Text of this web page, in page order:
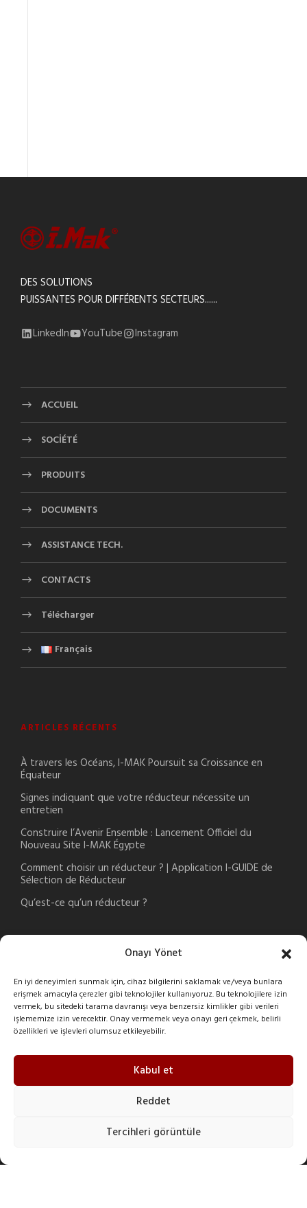
Onayı Yönet
En iyi deneyimleri sunmak için, cihaz bilgilerini saklamak ve/veya bunlara
erişmek amacıyla çerezler gibi teknolojiler kullanıyoruz. Bu teknolojilere izin
vermek, bu sitedeki tarama davranışı veya benzersiz kimlikler gibi verileri
işlememize izin verecektir. Onay vermemek veya onayı geri çekmek, belirli
özellikleri ve işlevleri olumsuz etkileyebilir.
Kabul et
Reddet
Tercihleri görüntüle
DES SOLUTIONS
PUISSANTES POUR DIFFÉRENTS SECTEURS......
LinkedIn YouTube Instagram
ACCUEIL
SOCİÉTÉ
PRODUITS
DOCUMENTS
ASSISTANCE TECH.
CONTACTS
Télécharger
Français
ARTICLES RÉCENTS
À travers les Océans, I-MAK Poursuit sa Croissance en
Équateur
Signes indiquant que votre réducteur nécessite un
entretien
Construire l’Avenir Ensemble : Lancement Officiel du
Nouveau Site I-MAK Égypte
Comment choisir un réducteur ? | Application I-GUIDE de
Sélection de Réducteur
Qu’est-ce qu’un réducteur ?
Şeyhli Mah. Sanayi Cad. No:1 Pendik/İstanbul/Turkey
+90 216 378 03 26
imak@imakreduktor.com
imak@imakreduktor.com